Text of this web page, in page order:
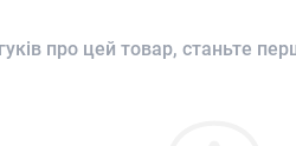
про цей товар, станьте